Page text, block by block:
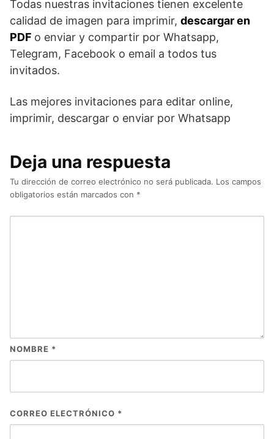
Todas nuestras invitaciones tienen excelente
calidad de imagen para imprimir, descargar en
PDF o enviar y compartir por Whatsapp,
Telegram, Facebook o email a todos tus
invitados.
Las mejores invitaciones para editar online,
imprimir, descargar o enviar por Whatsapp
Deja una respuesta
Tu dirección de correo electrónico no será publicada. Los campos
obligatorios están marcados con *
NOMBRE *
CORREO ELECTRÓNICO *